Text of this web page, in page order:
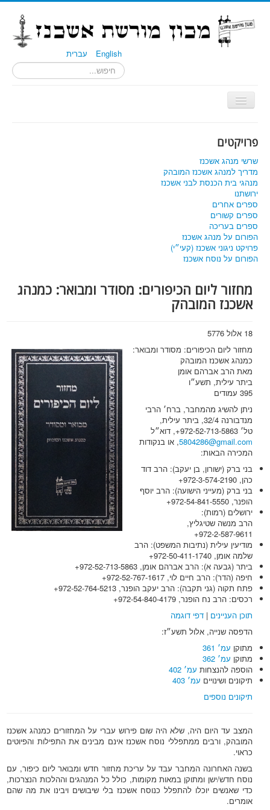
English עברית
Toggle
פרויקטים
קהילות
תרומות
פרויקטים
שרשי מנהג אשכנז
מדריך למנהג אשכנז המובהק
מנהגי בית הכנסת לבני אשכנז
ירושתנו
ספרים אחרים
ספרים קשורים
ספרים בעריכה
הפורום על מנהג אשכנז
פרויקט ניגוני אשכנז (קעי״י)
הפורום על נוסח אשכנז
מחזור ליום הכיפורים: מסודר ומבואר: כמנהג
אשכנז המובהק
18 אלול 5776
מחזור ליום הכיפורים: מסודר ומבואר:
כמנהג אשכנז המובהק
מאת הרב אברהם אומן
ביתר עילית, תשע״ו
395 עמודים
ניתן להשיג מהמחבר, ברח׳ הרבי
מנדבורנה 32/4, ביתר עילית,
טל׳ +972-52-713-5863, דוא״ל
5804286@gmail.com, או בנקודות
המכירה הבאות:
בני ברק (ישורון, בן יעקב): הרב דוד
כהן, +972-3-574-2190
בני ברק (מעייני הישועה): הרב יוסף
הופנר, +972-54-841-5550
ירושלים (רמות):
הרב מנשה שטיגליץ,
+972-2-587-9611
מודיעין עילית (נתיבות המשפט): הרב
שלמה אומן, +972-50-411-1740
ביתר (גבעה א): הרב אברהם אומן, +972-52-713-5863
חיפה (הדר): הרב חיים לוי, +972-52-767-1617
פתח תקוה (גני תקבה): הרב יעקב הופנר, +972-52-764-5213
רכסים: הרב נח הופנר, +972-54-840-4179
תוכן העניינים | דפי דוגמה
הדפסה שנייה, אלול תשע״ז:
מתוקן עמ׳ 361
מתוקן עמ׳ 362
הוספה להנצחות עמ׳ 402
תיקונים ושינויים עמ׳ 403
תיקונים נוספים
המצב עד היום היה, שלא היה שום פירוש עברי על המחזורים כמנהג אשכנז
המובהק, ורבים ממתפללי נוסח אשכנז אינם מבינים את התפילות והפיוטים
כראוי.
בשנה האחרונה המחבר עבד על עריכת מחזור חדש ומבואר ליום כיפור, עם
נוסח חדש/ישן ומתוקן במאות מקומות, כולל כל המנהגים וההלכות הנצרכות,
כדי שאנשים יוכלו להתפלל כנוסח אשכנז בלי שיבושים ויבינו את מה שהם
אומרים.